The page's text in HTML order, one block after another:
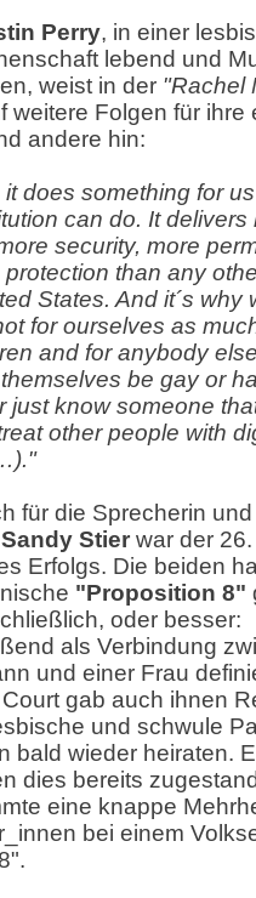
Perry, in einer
lebend und
weist in der "Rachel
weitere Folgen für ihre
andere hin:
it does something for
can do. It delivers
security, more
than any
States. And it´s why
for ourselves as
and for anybody
be gay or
just know someone
other people with
für die Sprecherin
Sandy Stier war der
Erfolgs. Die beiden
"Proposition 8"
oder besser:
als Verbindung
und einer Frau
gab auch ihnen
und schwule
bald wieder heiraten.
dies bereits
eine knappe
bei einem